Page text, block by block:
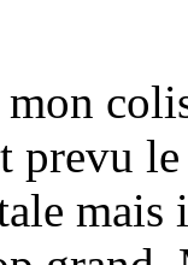
mon
prevu
mais